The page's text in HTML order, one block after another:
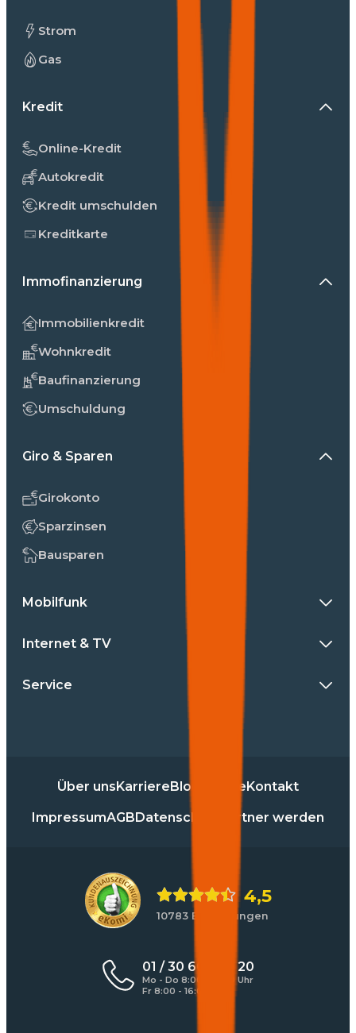
Strom
Gas
Kredit
Online-Kredit
Autokredit
Kredit umschulden
Kreditkarte
Immofinanzierung
Immobilienkredit
Wohnkredit
Baufinanzierung
Umschuldung
Giro & Sparen
Girokonto
Sparzinsen
Bausparen
Mobilfunk
Internet & TV
Service
Über unsKarriereBlog PresseKontakt
ImpressumAGBDatenschutz Partner werden
4,5
10783 Bewertungen
01 / 30 60 900 20
Mo - Do 8:00 - 17:00 Uhr
Fr 8:00 - 16:00 Uhr